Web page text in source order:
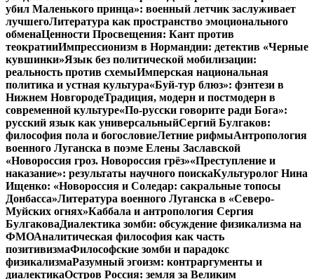
убил Маленького принца»: военный летчик заслуживает
лучшегоЛитература как пространство эмоционального
обменаЦенности Просвещения: Кант против
теократииИмпрессионизм в Нормандии: детектив «Черные
кувшинки»Язык без политической мобилизации:
реальность против схемыИмперская национальная
политика и устная культура«Буй-тур блюз»: фэнтези в
Нижнем НовгородеТрадиция, модерн и постмодерн в
современной культуре«По-русски говорите ради Бога»:
русский язык как универсальныйСергий Булгаков:
философия пола и богословиеЛетние рифмыАнтропология
военного Луганска в поэме Елены Заславской
«Новороссия гроз. Новороссия грёз»«Преступление и
наказание»: результаты научного поискаКультуролог Нина
Ищенко: «Новороссия и Соледар: сакральные топосы
Донбасса»Литература военного Луганска в «Северо-
Муйских огнях»Каббала и антропология Сергия
БулгаковаДиалектика зомби: обсуждение физикализма на
ФМОАналитическая философия как часть
позитивизмаФилософские зомби и парадокс
физикализмаРазумный эгоизм: контраргументы и
диалектикаОстров Россия: земля за Великим